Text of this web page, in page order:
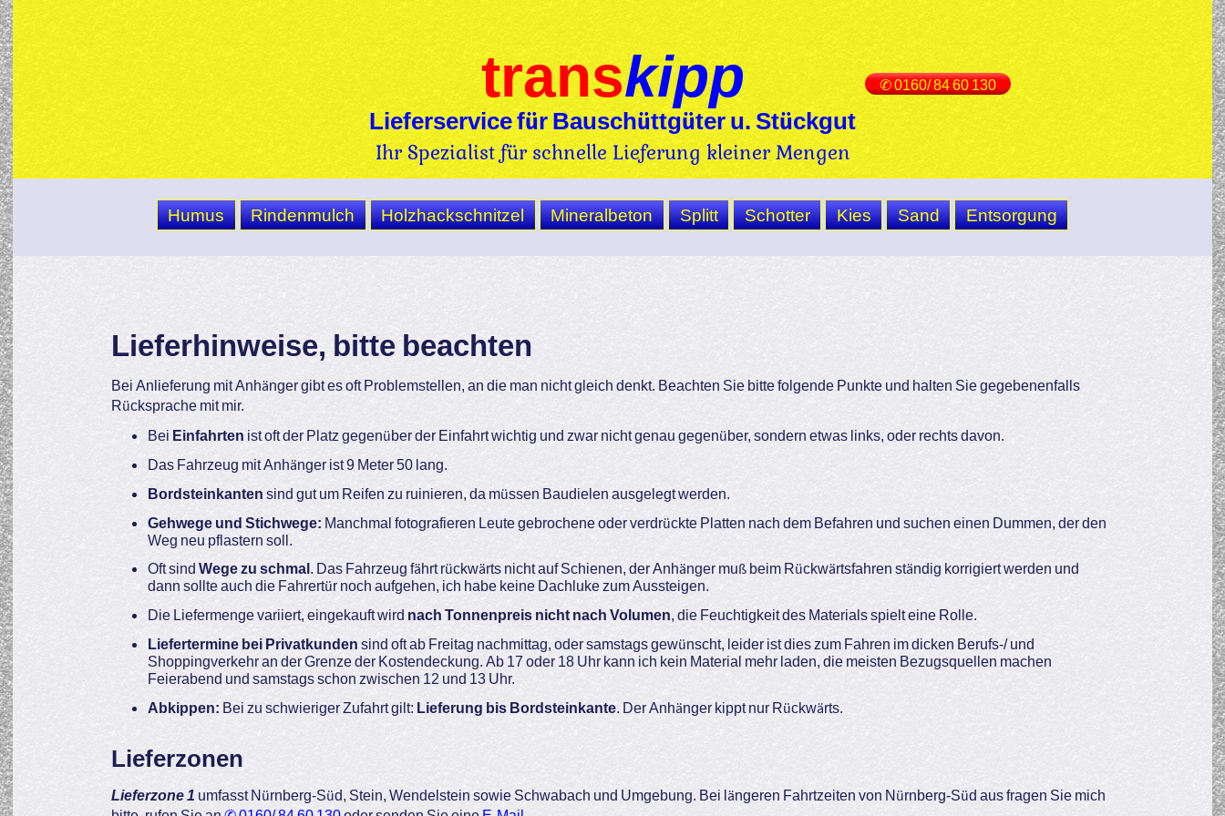
✆ 0160/ 84 60 130
transkipp
Lieferservice für Bauschüttgüter u. Stückgut
Ihr Spezialist für schnelle Lieferung kleiner Mengen
Humus Rindenmulch Holzhackschnitzel Mineralbeton Splitt Schotter Kies Sand Entsorgung
Lieferhinweise, bitte beachten
Bei Anlieferung mit Anhänger gibt es oft Problemstellen, an die man nicht gleich denkt. Beachten Sie bitte folgende Punkte und halten Sie gegebenenfalls
Rücksprache mit mir.
Bei Einfahrten ist oft der Platz gegenüber der Einfahrt wichtig und zwar nicht genau gegenüber, sondern etwas links, oder rechts davon.
Das Fahrzeug mit Anhänger ist 9 Meter 50 lang.
Bordsteinkanten sind gut um Reifen zu ruinieren, da müssen Baudielen ausgelegt werden.
Gehwege und Stichwege: Manchmal fotografieren Leute gebrochene oder verdrückte Platten nach dem Befahren und suchen einen Dummen, der den
Weg neu pflastern soll.
Oft sind Wege zu schmal. Das Fahrzeug fährt rückwärts nicht auf Schienen, der Anhänger muß beim Rückwärtsfahren ständig korrigiert werden und
dann sollte auch die Fahrertür noch aufgehen, ich habe keine Dachluke zum Aussteigen.
Die Liefermenge variiert, eingekauft wird nach Tonnenpreis nicht nach Volumen, die Feuchtigkeit des Materials spielt eine Rolle.
Liefertermine bei Privatkunden sind oft ab Freitag nachmittag, oder samstags gewünscht, leider ist dies zum Fahren im dicken Berufs-/ und
Shoppingverkehr an der Grenze der Kostendeckung. Ab 17 oder 18 Uhr kann ich kein Material mehr laden, die meisten Bezugsquellen machen
Feierabend und samstags schon zwischen 12 und 13 Uhr.
Abkippen: Bei zu schwieriger Zufahrt gilt: Lieferung bis Bordsteinkante. Der Anhänger kippt nur Rückwärts.
Lieferzonen
Lieferzone 1 umfasst Nürnberg-Süd, Stein, Wendelstein sowie Schwabach und Umgebung. Bei längeren Fahrtzeiten von Nürnberg-Süd aus fragen Sie mich